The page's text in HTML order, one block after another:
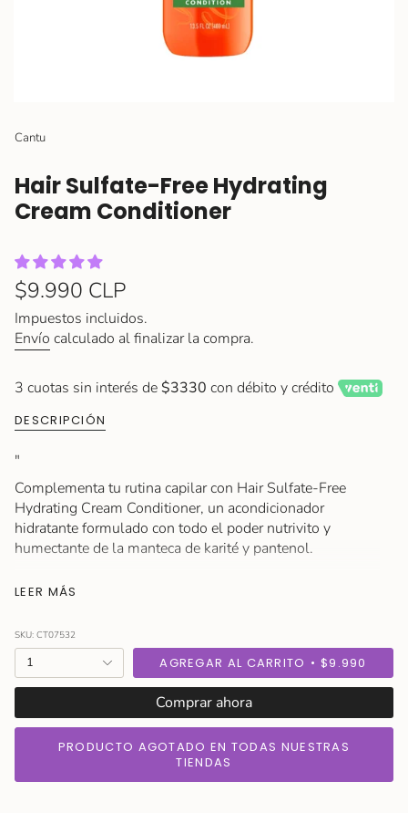
Cantu
Hair Sulfate-Free Hydrating
Cream Conditioner
Precio
regular
$9.990 CLP
Impuestos incluidos.
Envío calculado al finalizar la compra.
3 cuotas sin interés de$3330 con débito y crédito
DESCRIPCIÓN
"
Complementa tu rutina capilar con Hair Sulfate-Free
Hydrating Cream Conditioner, un acondicionador
hidratante formulado con todo el poder nutrivito y
humectante de la manteca de karité y pantenol.
En cada aplicación este acondicionador hidrata y suaviza,
cabello dañado, seco y/o quebradizo al retener sus
aceites naturales, previniendo así la aparición de puntas
partidas.
Cruelty Free/ Certificado por PETA.
Libre de sulfatos.
Tamaño: 400 ml
Modo de Uso
LEER MÁS
SKU: CT07532
{"in_cart_html"=>"
<span
cart\">
quantity
}}
1 AGREGAR AL CARRITO $9.990
Comprar ahora
PRODUCTO AGOTADO EN TODAS NUESTRAS
TIENDAS